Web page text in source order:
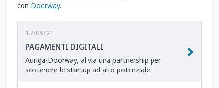
con Doorway.
17/09/21
PAGAMENTI DIGITALI
Auriga-Doorway, al via una partnership per
sostenere le startup ad alto potenziale